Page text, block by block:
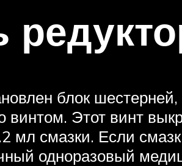
блок
винтом. Этот винт
смазки. Если
одноразовый